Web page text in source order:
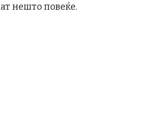
нешто повеќе.